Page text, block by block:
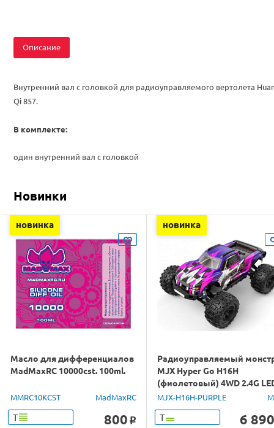
Описание
Внутренний вал с головкой для радиоуправляемого вертолета
Qi 857.
В комплекте:
один внутренний вал с головкой
Новинки
новинка
Масло для дифференциалов
MadMaxRC 10000cst. 100ml.
MMRC10KCST MadMaxRC
Т 800 o
новинка
Радиоуправляемый
MJX Hyper Go H16H
(фиолетовый) 4WD 2.4G
GPS 1/16 RTR
MJX-H16H-PURPLE
Т 6 890